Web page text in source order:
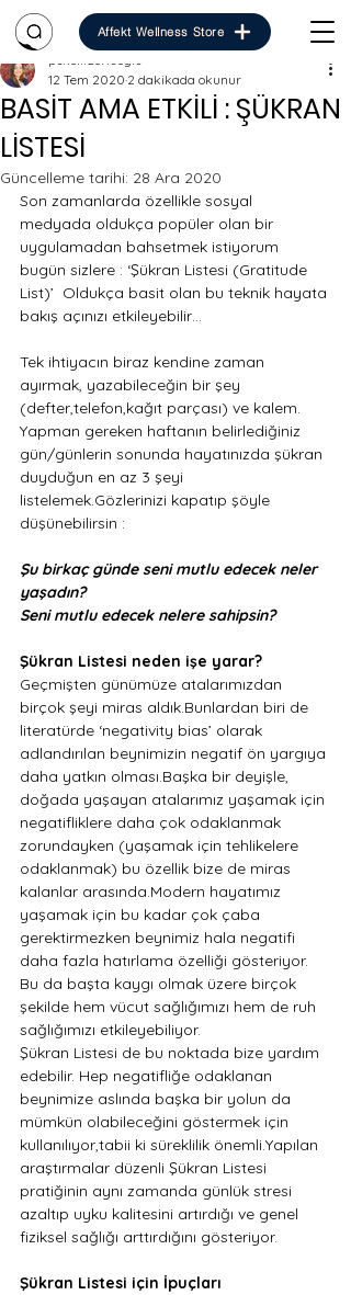
Affekt Wellness Store
BASİT AMA ETKİLİ : ŞÜKRAN
LİSTESİ
pskelifzorluoglu
12 Tem 2020 2 dakikada okunur
Güncelleme tarihi: 28 Ara 2020
Son zamanlarda özellikle sosyal
medyada oldukça popüler olan bir
uygulamadan bahsetmek istiyorum
bugün sizlere : ‘Şükran Listesi (Gratitude
List)’  Oldukça basit olan bu teknik hayata
bakış açınızı etkileyebilir…
Tek ihtiyacın biraz kendine zaman
ayırmak, yazabileceğin bir şey
(defter,telefon,kağıt parçası) ve kalem.
Yapman gereken haftanın belirlediğiniz
gün/günlerin sonunda hayatınızda şükran
duyduğun en az 3 şeyi
listelemek.Gözlerinizi kapatıp şöyle
düşünebilirsin :
Şu birkaç günde seni mutlu edecek neler
yaşadın?
Seni mutlu edecek nelere sahipsin?
Şükran Listesi neden işe yarar?
Geçmişten günümüze atalarımızdan
birçok şeyi miras aldık.Bunlardan biri de
literatürde ‘negativity bias’ olarak
adlandırılan beynimizin negatif ön yargıya
daha yatkın olması.Başka bir deyişle,
doğada yaşayan atalarımız yaşamak için
negatifliklere daha çok odaklanmak
zorundayken (yaşamak için tehlikelere
odaklanmak) bu özellik bize de miras
kalanlar arasında.Modern hayatımız
yaşamak için bu kadar çok çaba
gerektirmezken beynimiz hala negatifi
daha fazla hatırlama özelliği gösteriyor.
Bu da başta kaygı olmak üzere birçok
şekilde hem vücut sağlığımızı hem de ruh
sağlığımızı etkileyebiliyor.
Şükran Listesi de bu noktada bize yardım
edebilir. Hep negatifliğe odaklanan
beynimize aslında başka bir yolun da
mümkün olabileceğini göstermek için
kullanılıyor,tabii ki süreklilik önemli.Yapılan
araştırmalar düzenli Şükran Listesi
pratiğinin aynı zamanda günlük stresi
azaltıp uyku kalitesini artırdığı ve genel
fiziksel sağlığı arttırdığını gösteriyor.
Şükran Listesi için İpuçları